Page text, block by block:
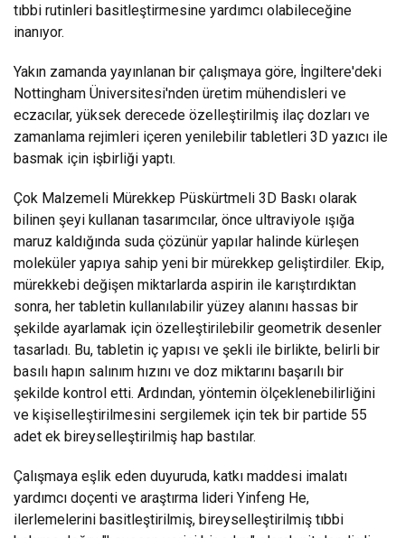
tıbbi rutinleri basitleştirmesine yardımcı olabileceğine
inanıyor.
Yakın zamanda yayınlanan bir çalışmaya göre, İngiltere'deki
Nottingham Üniversitesi'nden üretim mühendisleri ve
eczacılar, yüksek derecede özelleştirilmiş ilaç dozları ve
zamanlama rejimleri içeren yenilebilir tabletleri 3D yazıcı ile
basmak için işbirliği yaptı.
Çok Malzemeli Mürekkep Püskürtmeli 3D Baskı olarak
bilinen şeyi kullanan tasarımcılar, önce ultraviyole ışığa
maruz kaldığında suda çözünür yapılar halinde kürleşen
moleküler yapıya sahip yeni bir mürekkep geliştirdiler. Ekip,
mürekkebi değişen miktarlarda aspirin ile karıştırdıktan
sonra, her tabletin kullanılabilir yüzey alanını hassas bir
şekilde ayarlamak için özelleştirilebilir geometrik desenler
tasarladı. Bu, tabletin iç yapısı ve şekli ile birlikte, belirli bir
basılı hapın salınım hızını ve doz miktarını başarılı bir
şekilde kontrol etti. Ardından, yöntemin ölçeklenebilirliğini
ve kişiselleştirilmesini sergilemek için tek bir partide 55
adet ek bireyselleştirilmiş hap bastılar.
Çalışmaya eşlik eden duyuruda, katkı maddesi imalatı
yardımcı doçenti ve araştırma lideri Yinfeng He,
ilerlemelerini basitleştirilmiş, bireyselleştirilmiş tıbbi